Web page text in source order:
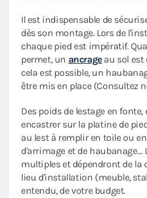
Il est indispensable de
dès son montage. Lors de
chaque pied est impératif.
permet, un ancrageau sol est
cela est possible, un
être mis en place (Consultez
Des poids de lestage en
encastrer sur la platine de
au lest à remplir en toile ou
d'arrimage et de haubanage…
multiples et dépendront de la
lieu d'installation (meuble,
entendu, de votre budget.